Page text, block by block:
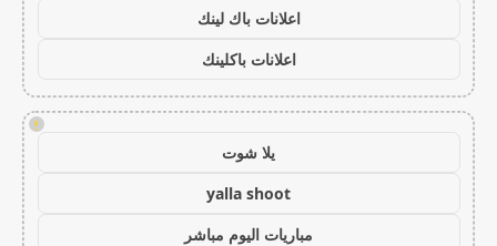
اعلانات باك لينك
اعلانات باكلينك
!
يلا شوت
yalla shoot
مباريات اليوم مباشر